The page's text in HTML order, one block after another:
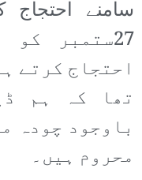
سامنے احتجاج
27ستمبر
احتجاج کرتے
تھا کہ ہم
باوجود چودہ
محروم ہیں۔